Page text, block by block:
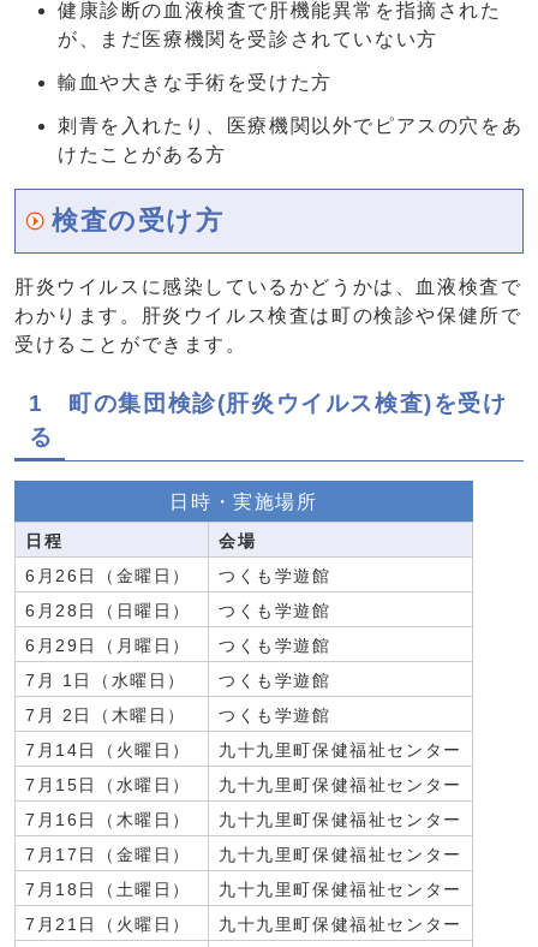
健康診断の血液検査で肝機能異常を指摘された
が、まだ医療機関を受診されていない方
輸血や大きな手術を受けた方
刺青を入れたり、医療機関以外でピアスの穴をあ
けたことがある方
検査の受け方
肝炎ウイルスに感染しているかどうかは、血液検査で
わかります。肝炎ウイルス検査は町の検診や保健所で
受けることができます。
1 町の集団検診(肝炎ウイルス検査)を受け
る
日時・実施場所
日程
会場
6月26日（金曜日）
つくも学遊館
6月28日（日曜日）
つくも学遊館
6月29日（月曜日）
つくも学遊館
7月 1日（水曜日）
つくも学遊館
7月 2日（木曜日）
つくも学遊館
7月14日（火曜日）
九十九里町保健福祉センター
7月15日（水曜日）
九十九里町保健福祉センター
7月16日（木曜日）
九十九里町保健福祉センター
7月17日（金曜日）
九十九里町保健福祉センター
7月18日（土曜日）
九十九里町保健福祉センター
7月21日（火曜日）
九十九里町保健福祉センター